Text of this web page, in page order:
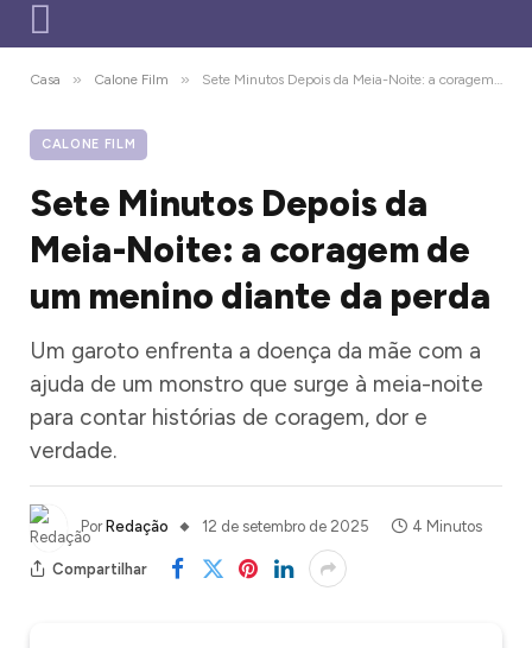
Casa » Calone Film » Sete Minutos Depois da Meia-Noite: a coragem de um menino diante da perda
CALONE FILM
Sete Minutos Depois da
Meia-Noite: a coragem de
um menino diante da perda
Um garoto enfrenta a doença da mãe com a
ajuda de um monstro que surge à meia-noite
para contar histórias de coragem, dor e
verdade.
Por Redação 12 de setembro de 2025 4 Minutos
Compartilhar